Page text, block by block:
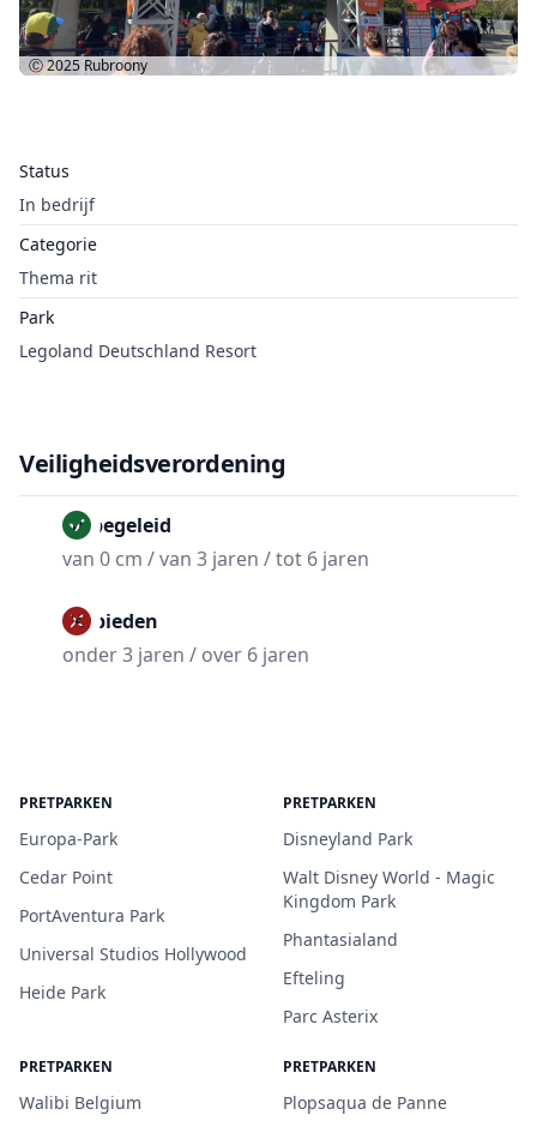
Status
In bedrijf
Categorie
Thema rit
Park
Legoland Deutschland Resort
Ⓒ 2025 Rubroony
Veiligheidsverordening
Onbegeleid
van 0 cm / van 3 jaren / tot 6 jaren
Verbieden
onder 3 jaren / over 6 jaren
PRETPARKEN
Europa-Park
Cedar Point
PortAventura Park
Universal Studios Hollywood
Heide Park
PRETPARKEN
Disneyland Park
Walt Disney World - Magic
Kingdom Park
Phantasialand
Efteling
Parc Asterix
PRETPARKEN
Walibi Belgium
PRETPARKEN
Plopsaqua de Panne